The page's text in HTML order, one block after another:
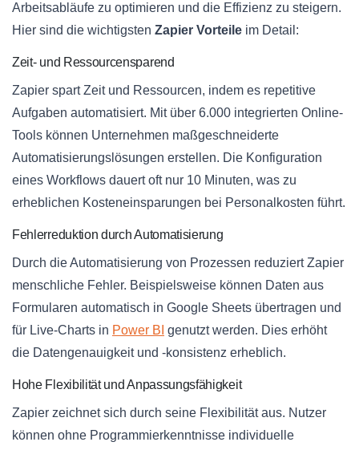
Arbeitsabläufe zu optimieren und die Effizienz zu steigern.
Hier sind die wichtigsten Zapier Vorteile im Detail:
Zeit- und Ressourcensparend
Zapier spart Zeit und Ressourcen, indem es repetitive
Aufgaben automatisiert. Mit über 6.000 integrierten Online-
Tools können Unternehmen maßgeschneiderte
Automatisierungslösungen erstellen. Die Konfiguration
eines Workflows dauert oft nur 10 Minuten, was zu
erheblichen Kosteneinsparungen bei Personalkosten führt.
Fehlerreduktion durch Automatisierung
Durch die Automatisierung von Prozessen reduziert Zapier
menschliche Fehler. Beispielsweise können Daten aus
Formularen automatisch in Google Sheets übertragen und
für Live-Charts in Power BI genutzt werden. Dies erhöht
die Datengenauigkeit und -konsistenz erheblich.
Hohe Flexibilität und Anpassungsfähigkeit
Zapier zeichnet sich durch seine Flexibilität aus. Nutzer
können ohne Programmierkenntnisse individuelle